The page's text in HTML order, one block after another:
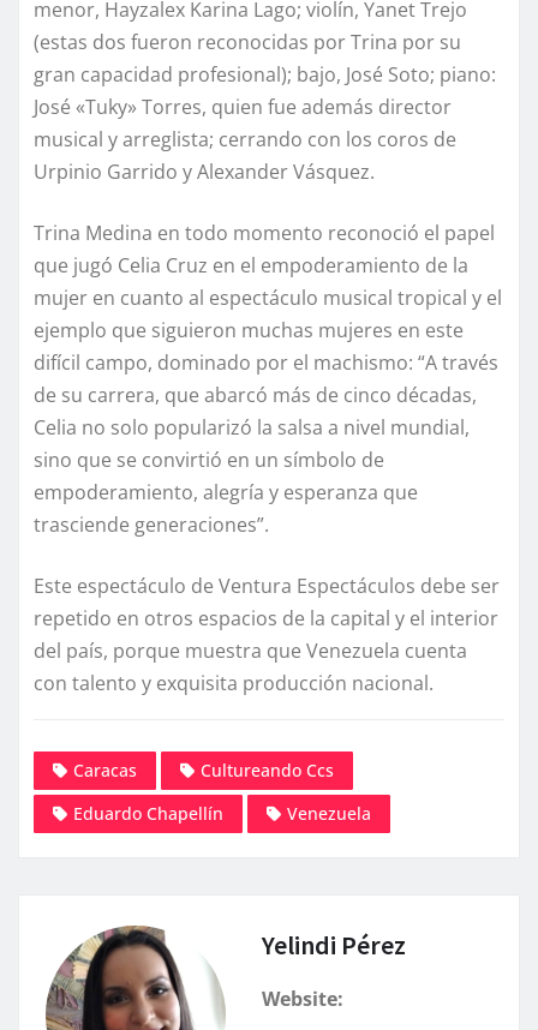
menor, Hayzalex Karina Lago; violín, Yanet Trejo
(estas dos fueron reconocidas por Trina por su
gran capacidad profesional); bajo, José Soto; piano:
José «Tuky» Torres, quien fue además director
musical y arreglista; cerrando con los coros de
Urpinio Garrido y Alexander Vásquez.
Trina Medina en todo momento reconoció el papel
que jugó Celia Cruz en el empoderamiento de la
mujer en cuanto al espectáculo musical tropical y el
ejemplo que siguieron muchas mujeres en este
difícil campo, dominado por el machismo: “A través
de su carrera, que abarcó más de cinco décadas,
Celia no solo popularizó la salsa a nivel mundial,
sino que se convirtió en un símbolo de
empoderamiento, alegría y esperanza que
trasciende generaciones”.
Este espectáculo de Ventura Espectáculos debe ser
repetido en otros espacios de la capital y el interior
del país, porque muestra que Venezuela cuenta
con talento y exquisita producción nacional.
Caracas
Cultureando Ccs
Eduardo Chapellín
Venezuela
Yelindi Pérez
Website: